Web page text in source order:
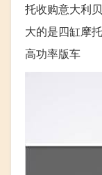
托收购意大利
大的是四缸摩
高功率版车